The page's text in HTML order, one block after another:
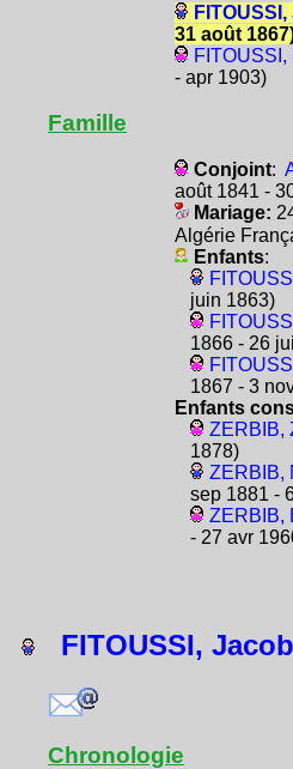
31 août
- apr 1903)
Famille
Conjoint:
août 1841 -
Mariage:
Algérie
Enfants:
juin 1863)
1866 - 26
1867 - 3
Enfants
ZERBIB,
1878)
ZERBIB,
sep 1881 -
ZERBIB,
- 27 avr
FITOUSSI,
Chronologie